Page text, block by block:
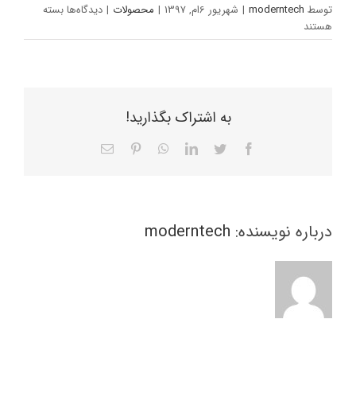
توسط moderntech
| شهریور 6ام, 1397 | محصولات | دیدگاه‌هابرای
پارکینگ
بسته
هستند
به اشتراک بگذارید!
Facebook
Twitter
LinkedIn
WhatsApp
Pinterestایمیل
درباره نویسنده: moderntech